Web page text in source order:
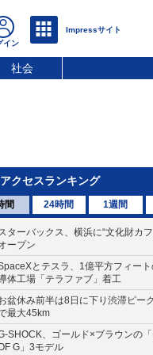
社会
アクセスランキング
間 24時間 1週間
ターバックス、横浜に“文化財カ
ープン
とテスラ、1億平方フィー
体工場「テラファブ」着工
盆休み前半は8日に下り渋滞ピ
最大45km
SHOCK、ゴールド×ブラウンの
G」3モデル